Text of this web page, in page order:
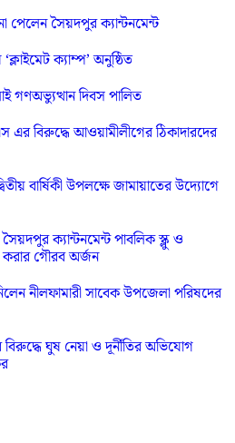
পেলেন সৈয়দপুর ক্যান্টনমেন্ট
ক্যাম্প’ অনুষ্ঠিত
গণঅভ্যুত্থান দিবস পালিত
বিরুদ্ধে আওয়ামীলীগের ঠিকাদারদের
বার্ষিকী উপলক্ষে জামায়াতের উদ্যোগে
ক্যান্টনমেন্ট পাবলিক স্ক্লু ও
করার গৌরব অর্জন
নীলফামারী সাবেক উপজেলা পরিষদের
বিরুদ্ধে ঘুষ নেয়া ও দূর্নীতির অভিযোগ